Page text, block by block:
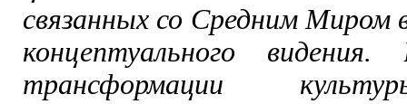
связанных со Средним Миром
концептуального
трансформации